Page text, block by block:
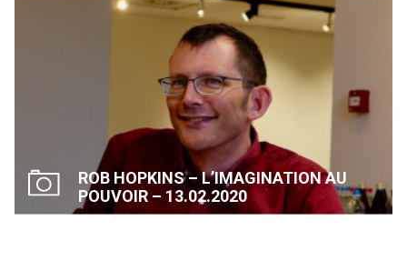
ROB HOPKINS – L’IMAGINATION AU
POUVOIR – 13.02.2020